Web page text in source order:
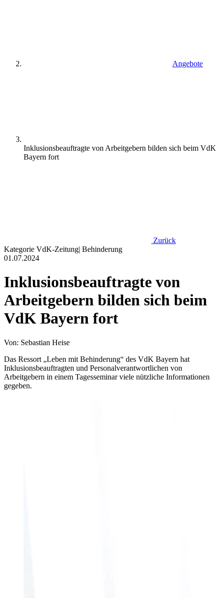
Angebote
Inklusionsbeauftragte von Arbeitgebern bilden sich beim VdK
Bayern fort
Zurück
Kategorie VdK-Zeitung| Behinderung
01.07.2024
Inklusionsbeauftragte von
Arbeitgebern bilden sich beim
VdK Bayern fort
Von: Sebastian Heise
Das Ressort „Leben mit Behinderung“ des VdK Bayern hat
Inklusionsbeauftragten und Personalverantwortlichen von
Arbeitgebern in einem Tagesseminar viele nützliche Informationen
gegeben.